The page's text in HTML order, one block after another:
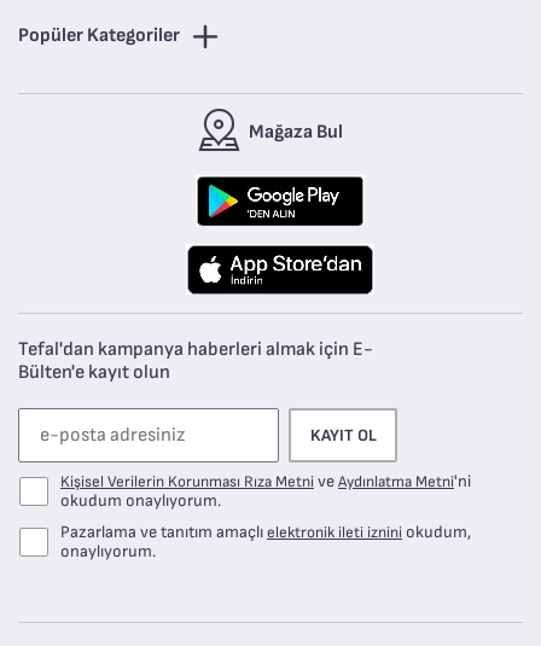
Popüler Kategoriler
Mağaza Bul
Tefal'dan kampanya haberleri almak için E-
Bülten'e kayıt olun
KAYIT OL
Kişisel Verilerin Korunması Rıza MetniveAydınlatma Metni'ni
okudum onaylıyorum.
Pazarlama ve tanıtım amaçlıelektronik ileti iznini okudum,
onaylıyorum.